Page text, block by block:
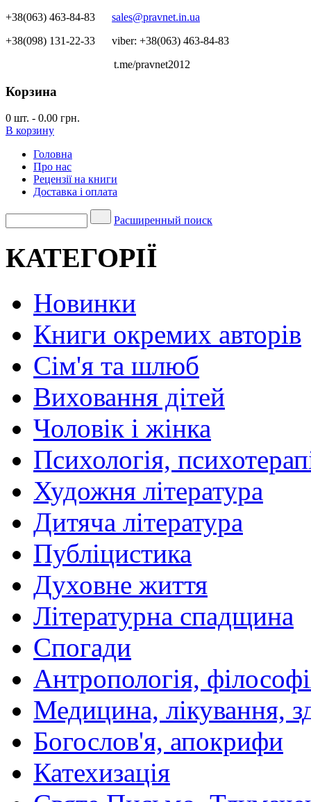
+38(063) 463-84-83 sales@pravnet.in.ua
+38(098) 131-22-33 viber: +38(063) 463-84-83
t.me/pravnet2012
Корзина
0 шт. - 0.00 грн.
В корзину
Головна
Про нас
Рецензії на книги
Доставка і оплата
Расширенный поиск
КАТЕГОРІЇ
Новинки
Книги окремих авторів
Сім'я та шлюб
Виховання дітей
Чоловік і жінка
Психологія,
Художня література
Дитяча література
Публіцистика
Духовне життя
Літературна спадщина
Спогади
Антропологія,
Медицина, лікування,
Богослов'я, апокрифи
Катехизація